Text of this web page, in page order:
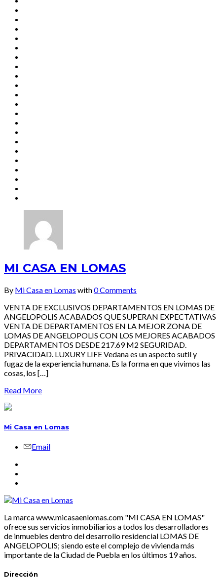
MI CASA EN LOMAS
By Mi Casa en Lomas with0 Comments
VENTA DE EXCLUSIVOS DEPARTAMENTOS EN LOMAS DE
ANGELOPOLIS ACABADOS QUE SUPERAN EXPECTATIVAS
VENTA DE DEPARTAMENTOS EN LA MEJOR ZONA DE
LOMAS DE ANGELOPOLIS CON LOS MEJORES ACABADOS
DEPARTAMENTOS DESDE 217.69 M2 SEGURIDAD.
PRIVACIDAD. LUXURY LIFE Vedana es un aspecto sutil y
fugaz de la experiencia humana. Es la forma en que vivimos las
cosas, los […]
Read More
Mi Casa en Lomas
Email
La marca www.micasaenlomas.com "MI CASA EN LOMAS"
ofrece sus servicios inmobiliarios a todos los desarrolladores
de inmuebles dentro del desarrollo residencial LOMAS DE
ANGELOPOLIS; siendo este el complejo de vivienda más
importante de la Ciudad de Puebla en los últimos 19 años.
Dirección